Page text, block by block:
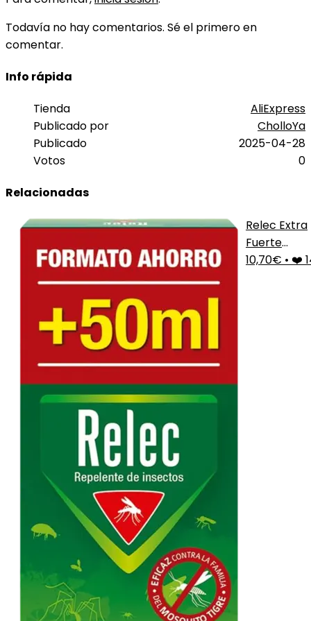
Todavía no hay comentarios. Sé el primero en
comentar.
Info rápida
Tienda
AliExpress
Publicado por
CholloYa
Publicado
2025-04-28
Votos
0
Relacionadas
Relec Extra
Fuerte
10,70€ • ❤️